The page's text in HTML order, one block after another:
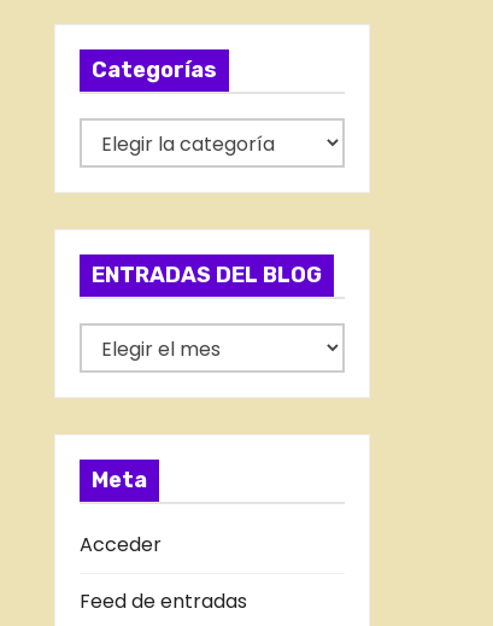
Categorías
a
t
e
o
í
a
s
ENTRADAS DEL BLOG
N
T
R
D
A
D
Meta
Acceder
Feed de entradas